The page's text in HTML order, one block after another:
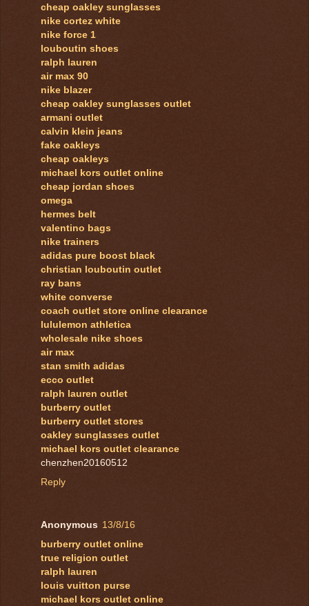
cheap oakley sunglasses
nike cortez white
nike force 1
louboutin shoes
ralph lauren
air max 90
nike blazer
cheap oakley sunglasses outlet
armani outlet
calvin klein jeans
fake oakleys
cheap oakleys
michael kors outlet online
cheap jordan shoes
omega
hermes belt
valentino bags
nike trainers
adidas pure boost black
christian louboutin outlet
ray bans
white converse
coach outlet store online clearance
lululemon athletica
wholesale nike shoes
air max
stan smith adidas
ecco outlet
ralph lauren outlet
burberry outlet
burberry outlet stores
oakley sunglasses outlet
michael kors outlet clearance
chenzhen20160512
Reply
Anonymous 13/8/16
burberry outlet online
true religion outlet
ralph lauren
louis vuitton purse
michael kors outlet online